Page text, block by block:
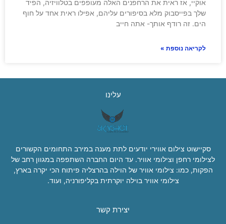
אוקיי, אז ראית את הרחפנים האלה מעופפים בטלוויזיה, הפיד
שלך בפייסבוק מלא בסיפורים עליהם, אפילו ראית אחד על חוף
הים. זה רודף אותך- אתה חייב
לקריאה נוספת »
עלינו
סקיישוט צילום אווירי יודעים לתת מענה במירב התחומים הקשורים
לצילומי רחפן וצילומי אוויר. עד היום החברה השתפפה במגוון רחב של
הפקות, כמו: צילומי אוויר של הוילה בהרצליה פיתוח הכי יקרה בארץ,
צילומי אוויר בוילה יוקרתית בקליפורניה, ועוד.
יצירת קשר